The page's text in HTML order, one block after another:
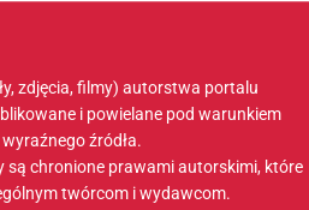
zdjęcia, filmy) autorstwa portalu
i powielane pod warunkiem
źródła.
są chronione prawami autorskimi, które
twórcom i wydawcom.